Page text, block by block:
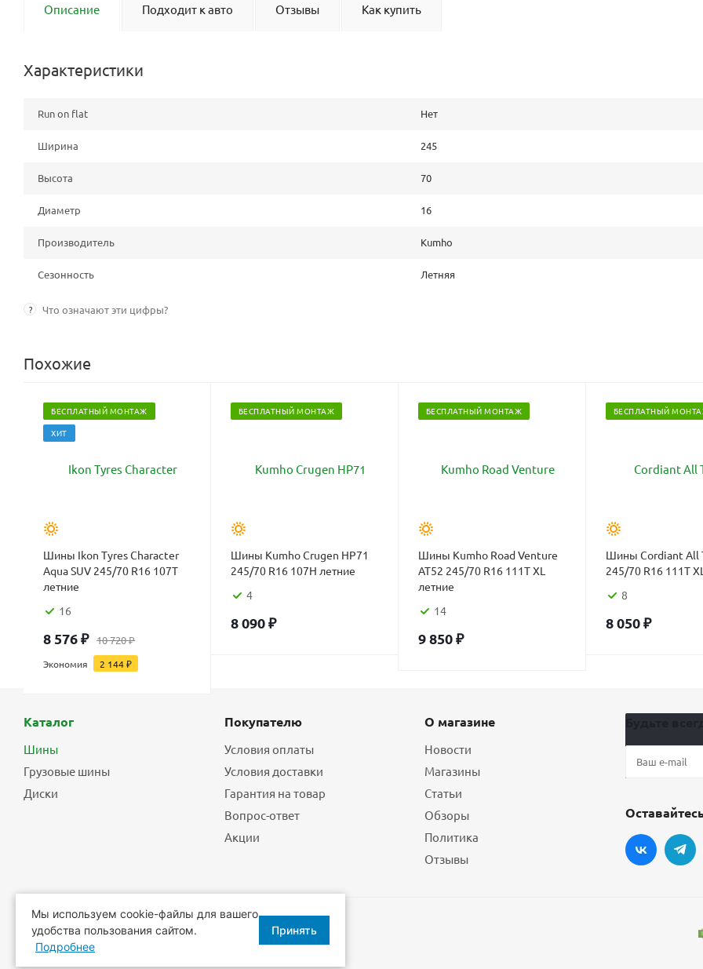
Описание Подходит к авто Отзывы Как купить
Характеристики
Run on flat Нет
Ширина 245
Высота 70
Диаметр 16
Производитель Kumho
Сезонность Летняя
? Что означают эти цифры?
Похожие
БЕСПЛАТНЫЙ МОНТАЖ
ХИТ
Шины Ikon Tyres Character
Aqua SUV 245/70 R16 107T
летние
16
8 576₽ 10 720₽
Экономия 2 144₽
БЕСПЛАТНЫЙ МОНТАЖ
Шины Kumho Crugen HP71
245/70 R16 107H летние
4
8 090₽
БЕСПЛАТНЫЙ МОНТАЖ
Шины Kumho Road Venture
AT52 245/70 R16 111T XL
летние
14
9 850₽
БЕСПЛАТНЫЙ
Шины Cordiant All
245/70 R16 111T
8
8 050₽
Каталог
Шины
Грузовые шины
Диски
Покупателю
Условия оплаты
Условия доставки
Гарантия на товар
Вопрос-ответ
Акции
О магазине
Новости
Магазины
Статьи
Обзоры
Политика
Отзывы
2026 © Еврошины - шины, диски, шиномонтаж.
Мы используем cookie-файлы для вашего
удобства пользования сайтом.
Подробнее
Принять